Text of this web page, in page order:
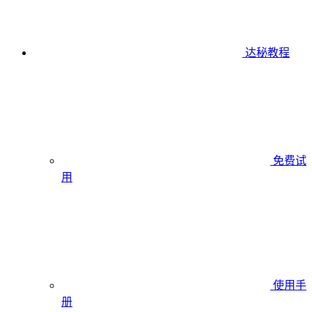
达秘教程
免费试
用
使用手
册